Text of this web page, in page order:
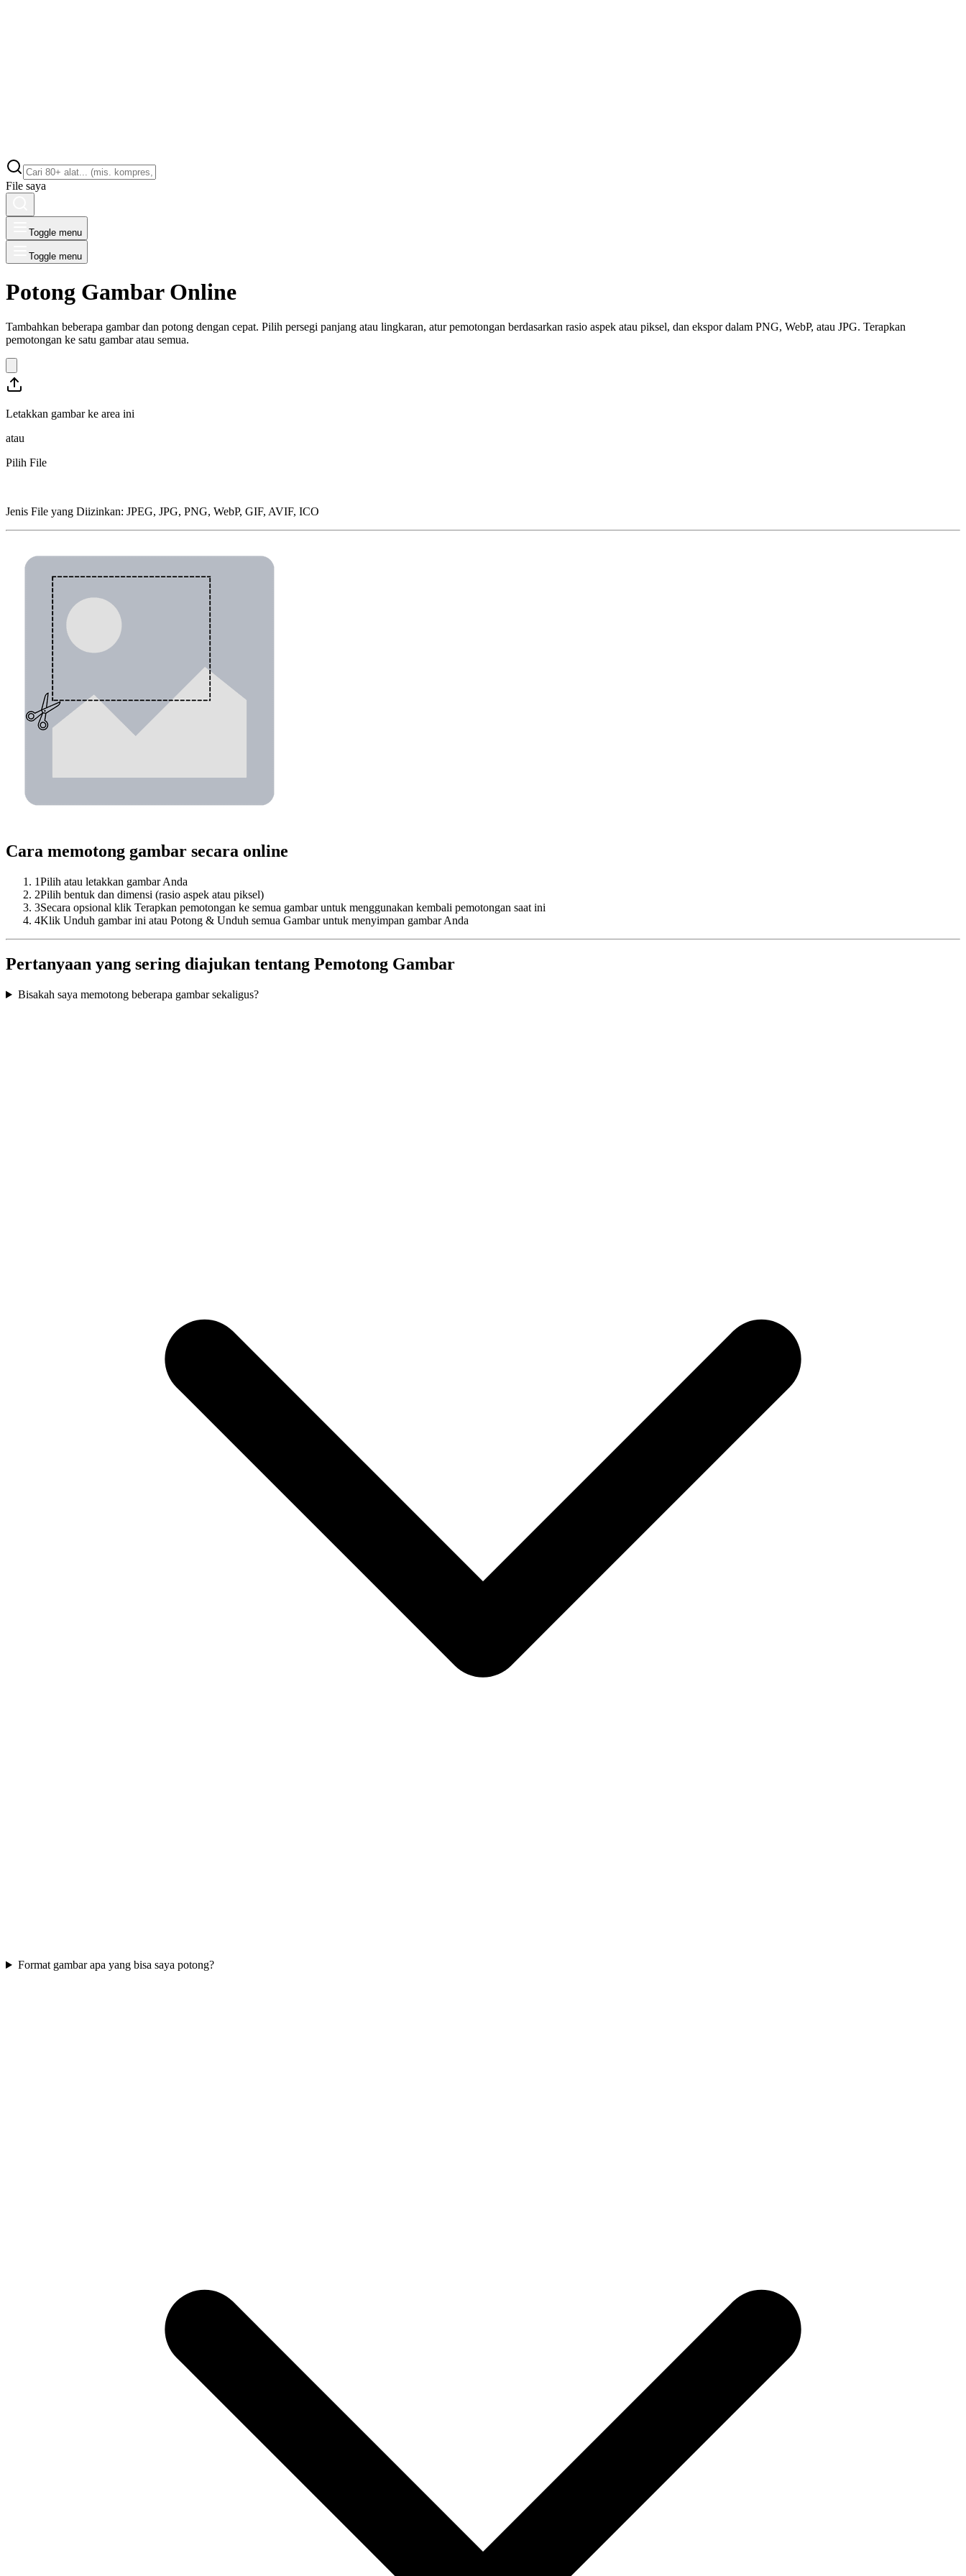
File saya
Toggle menu
Toggle menu
Potong Gambar Online
Tambahkan beberapa gambar dan potong dengan cepat. Pilih persegi panjang atau lingkaran, atur pemotongan berdasarkan rasio aspek atau piksel, dan ekspor dalam PNG, WebP, atau JPG. Terapkan
pemotongan ke satu gambar atau semua.
Letakkan gambar ke area ini
atau
Pilih File
Jenis File yang Diizinkan: JPEG, JPG, PNG, WebP, GIF, AVIF, ICO
Cara memotong gambar secara online
1Pilih atau letakkan gambar Anda
2Pilih bentuk dan dimensi (rasio aspek atau piksel)
3Secara opsional klik Terapkan pemotongan ke semua gambar untuk menggunakan kembali pemotongan saat ini
4Klik Unduh gambar ini atau Potong & Unduh semua Gambar untuk menyimpan gambar Anda
Pertanyaan yang sering diajukan tentang Pemotong Gambar
Bisakah saya memotong beberapa gambar sekaligus?
Format gambar apa yang bisa saya potong?